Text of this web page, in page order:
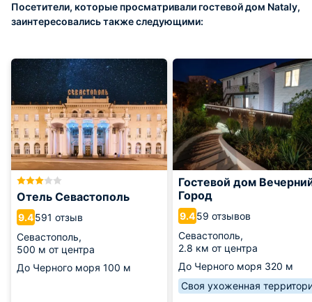
Посетители, которые просматривали гостевой дом Nataly,
заинтересовались также следующими:
Отель Севастополь
9.4591 отзыв
Севастополь,
500 м от центра
До Черного моря 100 м
Гостевой дом
Город
9.459 отзывов
Севастополь,
2.8 км от центра
До Черного моря 320 м
Своя ухоженная